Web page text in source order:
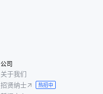
别出查
公司
关于我们
招贤纳士
热招中